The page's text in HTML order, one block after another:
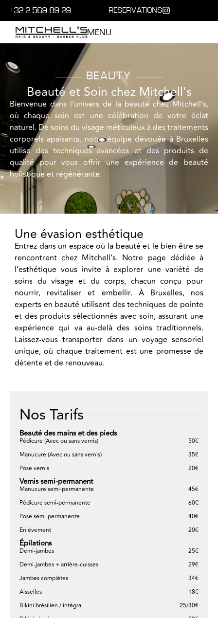
+32 2 569 89 29 RESERVATIONS
MENU
BEAUTY
Beauté et Soin chez Mitchell's
Bienvenue dans l’univers de la beauté chez Mitchell’s,
où chaque soin est une célébration de votre éclat
naturel. De soins du visage méticuleux à des traitements
corporels apaisants, notre équipe dévouée à Bruxelles
utilise des techniques avancées et des produits de
qualité pour vous offrir une expérience de beauté
holistique et régénérante.
Une évasion esthétique
Entrez dans un espace où la beauté et le bien-être se
rencontrent chez Mitchell’s. Notre page dédiée à
l’esthétique vous invite à explorer une variété de
soins du visage et du corps, chacun conçu pour
nourrir, revitaliser et embellir. À Bruxelles, nos
experts en beauté utilisent des techniques de pointe
et des produits sélectionnés avec soin, assurant une
expérience qui va au-delà des soins traditionnels.
Laissez-vous transporter dans un voyage sensoriel
unique, où chaque traitement est une promesse de
détente et de renouveau.
Nos Tarifs
Beauté des mains et des pieds
Pédicure (Avec ou sans vernis)
50€
Manucure (Avec ou sans vernis)
35€
Pose vernis
20€
Vernis semi-permanent
Manucure semi-permanente
45€
Pédicure semi-permanente
60€
Pose semi-permanente
40€
Enlèvement
20€
Épilations
Demi-jambes
25€
Demi-jambes + arrière-cuisses
29€
Jambes complètes
34€
Aisselles
18€
Bikini brésilien / intégral
25/30€